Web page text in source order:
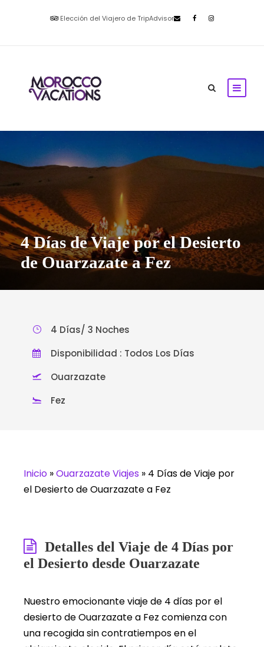
Elección del Viajero de TripAdvisor
4 Días de Viaje por el Desierto
de Ouarzazate a Fez
4 Días/ 3 Noches
Disponibilidad : Todos Los Días
Ouarzazate
Fez
Inicio »Ouarzazate Viajes » 4 Días de Viaje por
el Desierto de Ouarzazate a Fez
Detalles del Viaje de 4 Días por
el Desierto desde Ouarzazate
Nuestro emocionante viaje de 4 días por el
desierto de Ouarzazate a Fez comienza con
una recogida sin contratiempos en el